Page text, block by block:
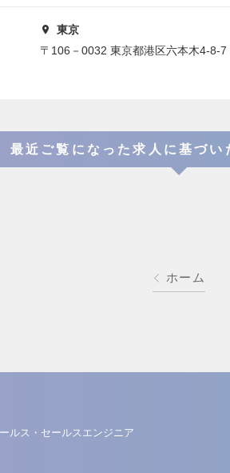
東京
〒106－0032 東京都港区六本木4-8-
最近ご覧になった求人に基づい
ホーム
ルス・セールスエンジニア